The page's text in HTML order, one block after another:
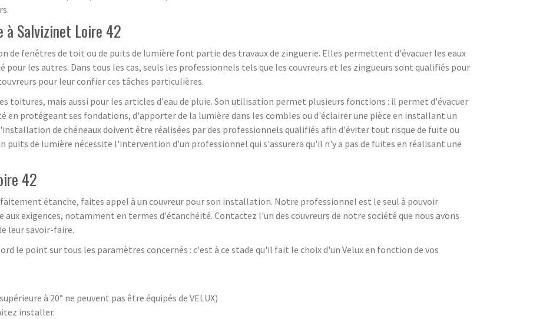
à Salvizinet Loire 42
de fenêtres de toit ou de puits de lumière font partie des travaux de zinguerie. Elles permettent d'évacuer les eaux
les autres. Dans tous les cas, seuls les professionnels tels que les couvreurs et les zingueurs sont qualifiés pour
pour leur confier ces tâches particulières.
toitures, mais aussi pour les articles d'eau de pluie. Son utilisation permet plusieurs fonctions : il permet d'évacuer
protégeant ses fondations, d'apporter de la lumière dans les combles ou d'éclairer une pièce en installant un
de chéneaux doivent être réalisées par des professionnels qualifiés afin d'éviter tout risque de fuite ou
de lumière nécessite l'intervention d'un professionnel qui s'assurera qu'il n'y a pas de fuites en réalisant une
42
étanche, faites appel à un couvreur pour son installation. Notre professionnel est le seul à pouvoir
exigences, notamment en termes d'étanchéité. Contactez l'un des couvreurs de notre société que nous avons
leur savoir-faire.
le point sur tous les paramètres concernés : c'est à ce stade qu'il fait le choix d'un Velux en fonction de vos
à 20° ne peuvent pas être équipés de VELUX)
installer.